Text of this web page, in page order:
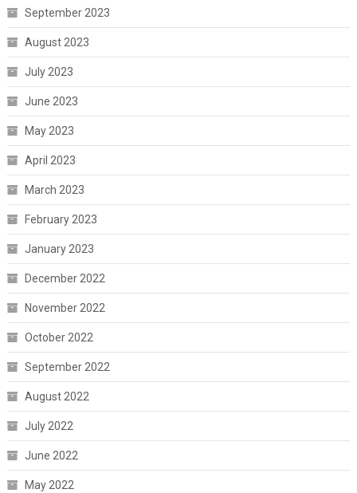
September 2023
August 2023
July 2023
June 2023
May 2023
April 2023
March 2023
February 2023
January 2023
December 2022
November 2022
October 2022
September 2022
August 2022
July 2022
June 2022
May 2022